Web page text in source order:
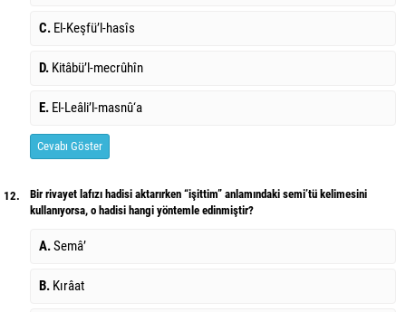
C. El-Keşfü’l-hasîs
D. Kitâbü’l-mecrûhîn
E. El-Leâli’l-masnû‘a
Cevabı Göster
12.
Bir rivayet lafızı hadisi aktarırken “işittim” anlamındaki semi’tü kelimesini
kullanıyorsa, o hadisi hangi yöntemle edinmiştir?
A.Semâ’
B. Kırâat